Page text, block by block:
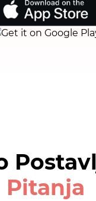
Pitanja